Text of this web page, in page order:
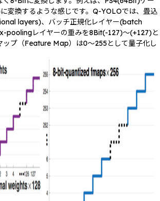
変換するような感じです。Q-YOLOでは、畳込
layers)、バッチ正規化レイヤー(batch
poolingレイヤーの重みを8Bit(-127)〜(+127)と
ップ（Feature Map）は0〜255として量子化し